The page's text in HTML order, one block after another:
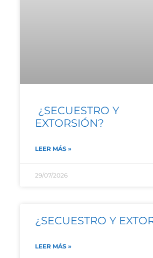
¿SECUESTRO Y
EXTORSIÓN?
LEER MÁS »
29/07/2026
¿SECUESTRO Y
LEER MÁS »